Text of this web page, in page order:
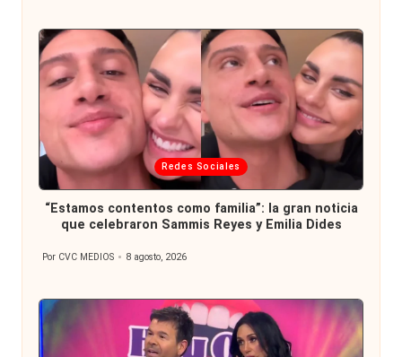
Publicada
en
Redes Sociales
“Estamos contentos como familia”: la gran noticia
que celebraron Sammis Reyes y Emilia Dides
Publicado
Por CVC MEDIOS 8 agosto, 2026